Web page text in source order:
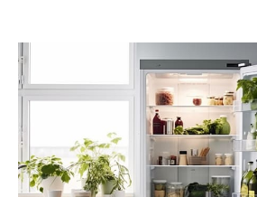
frigo
le
plus